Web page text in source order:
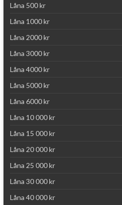
Låna 500 kr
Låna 1000 kr
Låna 2000 kr
Låna 3000 kr
Låna 4000 kr
Låna 5000 kr
Låna 6000 kr
Låna 10 000 kr
Låna 15 000 kr
Låna 20 000 kr
Låna 25 000 kr
Låna 30 000 kr
Låna 40 000 kr